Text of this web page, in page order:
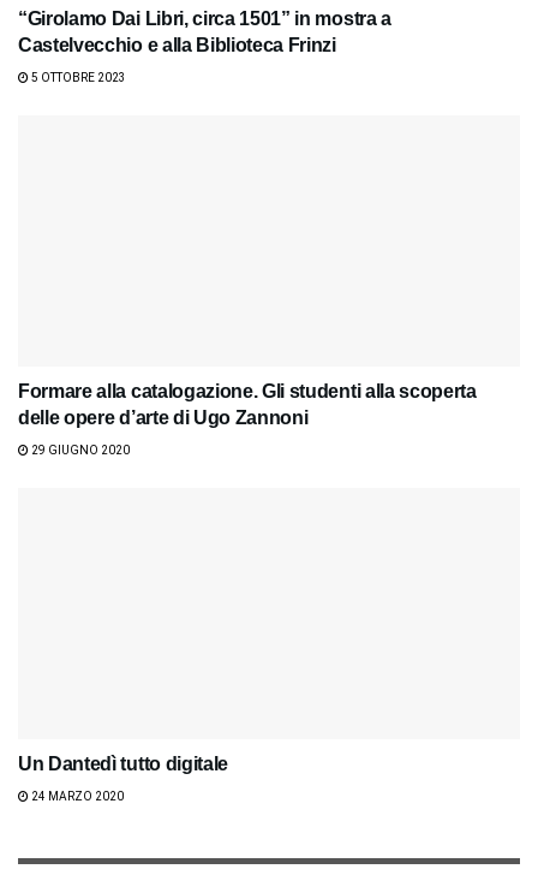
“Girolamo Dai Libri, circa 1501” in mostra a
Castelvecchio e alla Biblioteca Frinzi
5 OTTOBRE 2023
Formare alla catalogazione. Gli studenti alla scoperta
delle opere d’arte di Ugo Zannoni
29 GIUGNO 2020
Un Dantedì tutto digitale
24 MARZO 2020